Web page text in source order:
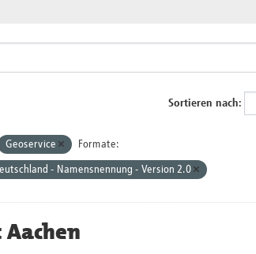
Sortieren nach
Geoservice Formate:
- Namensnennung - Version 2.0